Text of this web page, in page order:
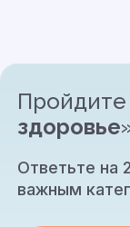
Пройдите
здоровье
Ответьте на
важным